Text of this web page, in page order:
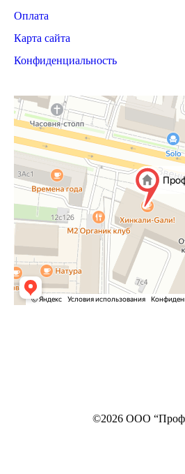
Оплата
Карта сайта
Конфиденциальность
©2026 ООО